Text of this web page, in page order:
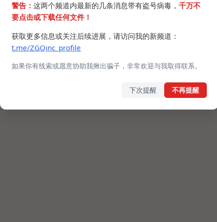
警告： 这两个频道内最新的几条消息带有盗号病毒， 千万不
要点击或下载任何文件！
获取更多信息或关注后续进展，请访问我的新频道：
t.me/ZGQinc_profile
如果你有线索或愿意协助我揪出骗子，非常欢迎与我取得联系。
下次提醒 不再提醒